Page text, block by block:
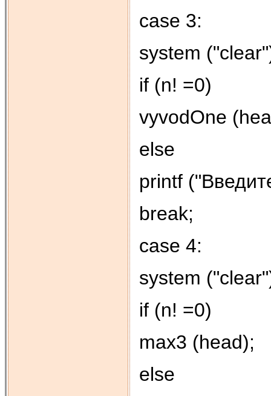
case 3:
system
if (n! =0)
vyvodOne
else
printf
break;
case 4:
system
if (n! =0)
max3 (head);
else